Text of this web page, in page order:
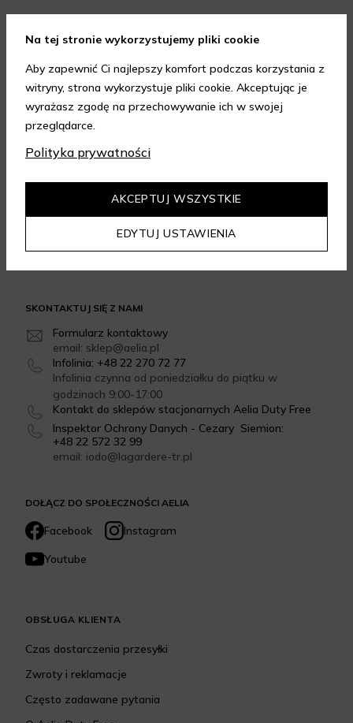
DOŁĄCZ DO SPOŁECZNOŚCI AELIA
Facebook
Instagram
Youtube
SKONTAKTUJ SIĘ Z NAMI
Formularz kontaktowy
email: sklep@aelia.pl
Infolinia: +48 22 270 72 77
Infolinia czynna od poniedziałku do piątku w
godzinach 9:00-17:00
Kontakt do sklepów stacjonarnych Aelia Duty Free
Inspektor Ochrony Danych - Cezary Siemion:
+48 22 572 32 99
email: iodo@lagardere-tr.pl
OBSŁUGA KLIENTA
Czas dostarczenia przesyłki
Zwroty i reklamacje
Często zadawane pytania
Na tej stronie wykorzystujemy pliki cookie
Aby zapewnić Ci najlepszy komfort podczas korzystania z
witryny, strona wykorzystuje pliki cookie. Akceptując je
wyrażasz zgodę na przechowywanie ich w swojej
przeglądarce.
Polityka prywatności
EDYTUJ USTAWIENIA
AKCEPTUJ WSZYSTKIE